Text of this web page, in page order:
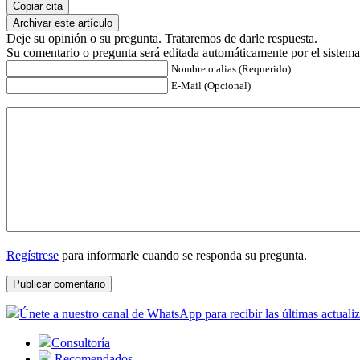
Copiar cita
Archivar este artículo
Deje su opinión o su pregunta. Trataremos de darle respuesta.
Su comentario o pregunta será editada automáticamente por el
Nombre o alias (Requerido)
E-Mail (Opcional)
Regístrese para informarle cuando se responda su pregunta.
Únete a nuestro canal de WhatsApp para recibir las últimas
Consultoría